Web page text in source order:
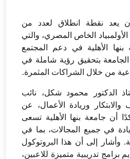
يعد نقطة انطلاق لعدد من
الخاص المصري، والتي
الأهلية في دعم المجتمع
بتحقيق رؤية شاملة في
من خلال الشراكات المثمرة.
الدكتور محمود شكل، نائب
وريادة الأعمال، عن
أن جامعة بنها الأهلية تسعى
في جميع المجالات، بما في
وأشار إلى أن هذا البروتوكول
تدريبية متميزة للاعبين،